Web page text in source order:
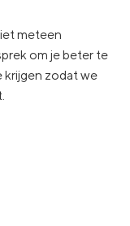
meteen
om je beter te
krijgen zodat we